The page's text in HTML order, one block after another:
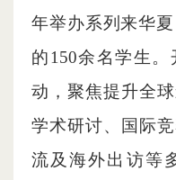
年举办系列来华
的150余名学生
动，聚焦提升全
学术研讨、国际
流及海外出访等